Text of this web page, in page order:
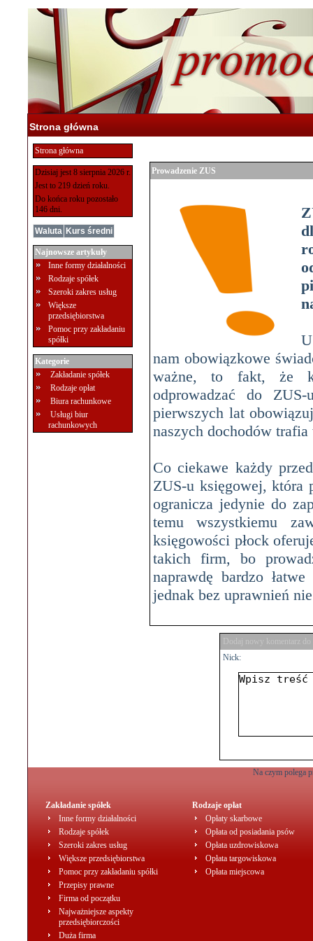
Strona główna
Strona główna
Dzisiaj jest 8 sierpnia 2026 r.
Jest to 219 dzień roku.
Do końca roku pozostało
146 dni.
Waluta Kurs średni
Najnowsze artykuły
Inne formy działalności
Rodzaje spółek
Szeroki zakres usług
Większe
przedsiębiorstwa
Pomoc przy zakładaniu
spółki
Kategorie
Zakładanie spółek
Rodzaje opłat
Biura rachunkowe
Usługi biur
rachunkowych
Prowadzenie ZUS
nam obowiązkowe
ważne, to fakt, że
odprowadzać do
pierwszych lat
naszych dochodów trafia
Co ciekawe każdy
ZUS-u księgowej, która
ogranicza jedynie do
temu wszystkiemu
księgowości płock
takich firm, bo
naprawdę bardzo
jednak bez uprawnień
Dodaj nowy komentarz
Nick:
Na czym polega
Zakładanie spółek
Inne formy działalności
Rodzaje spółek
Szeroki zakres usług
Większe przedsiębiorstwa
Pomoc przy zakładaniu spółki
Przepisy prawne
Firma od początku
Najważniejsze aspekty
przedsiębiorczości
Duża firma
Rodzaje opłat
Opłaty skarbowe
Opłata od posiadania psów
Opłata uzdrowiskowa
Opłata targowiskowa
Opłata miejscowa